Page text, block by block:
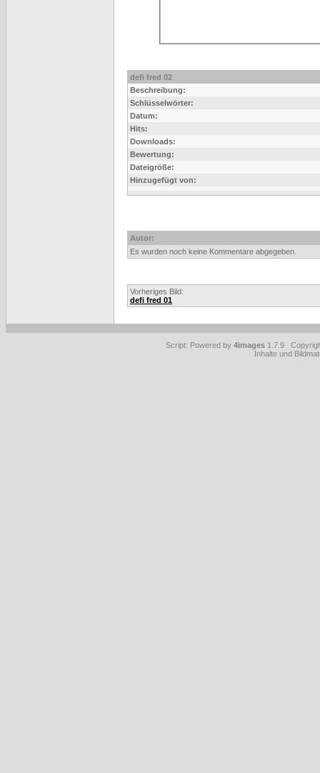
defi fred 02
Beschreibung:
Schlüsselwörter:
Datum:
Hits:
Downloads:
Bewertung:
Dateigröße:
Hinzugefügt von:
Autor:
Es wurden noch keine Kommentare abgegeben.
Vorheriges Bild:
defi fred 01
Script: Powered by 4images 1.7.9
Inhalte und